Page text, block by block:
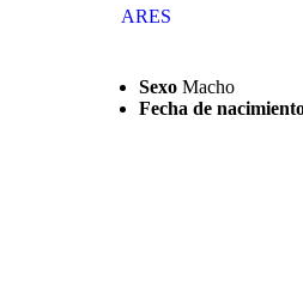
ARES
SexoMacho
Fecha de